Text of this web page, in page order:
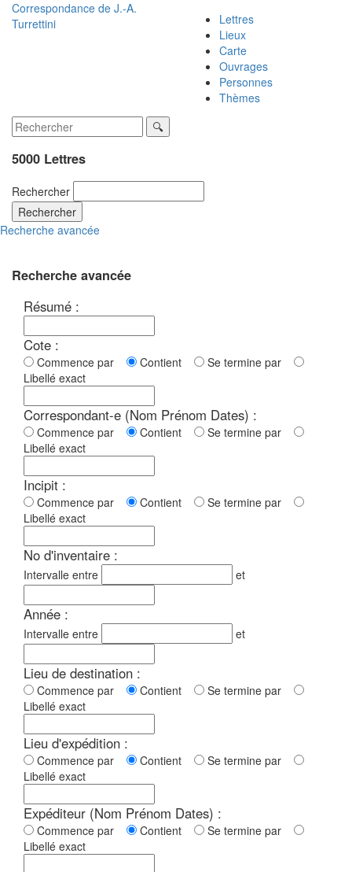
Correspondance de J.-A.
Turrettini
Lettres
Lieux
Carte
Ouvrages
Personnes
Thèmes
5000 Lettres
Rechercher
Rechercher
Recherche avancée
Recherche avancée
Résumé :
Cote :
Commence par Contient
Se termine par
Libellé exact
Correspondant-e (Nom Prénom Dates) :
Commence par Contient
Se termine par
Libellé exact
Incipit :
Commence par Contient
Se termine par
Libellé exact
No d'inventaire :
Intervalle entre et
Année :
Intervalle entre et
Lieu de destination :
Commence par Contient
Se termine par
Libellé exact
Lieu d'expédition :
Commence par Contient
Se termine par
Libellé exact
Expéditeur (Nom Prénom Dates) :
Commence par Contient
Se termine par
Libellé exact